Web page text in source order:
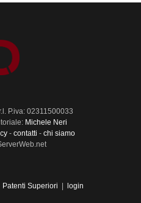
P.iva: 02311500033
Michele Neri
- contatti - chi siamo
Patenti Superiori | login